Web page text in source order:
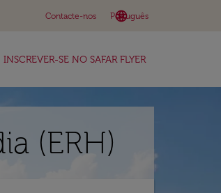
Contacte-nos language
Português
keyboard_arrow_down
INSCREVER-SE NO SAFAR FLYER
(ERH)